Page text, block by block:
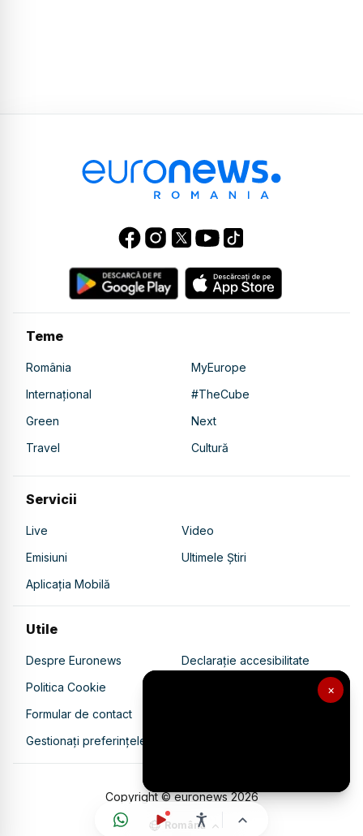
×
Teme
România
MyEurope
Internațional
#TheCube
Green
Next
Travel
Cultură
Servicii
Live
Video
Emisiuni
Ultimele Știri
Aplicația Mobilă
Utile
Despre Euronews
Declarație accesibilitate
Politica Cookie
Politica de confidențialitate
Formular de contact
Gestionați preferințele
Copyright © euronews2026
Română